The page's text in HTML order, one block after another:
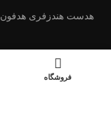
هدست هندزفری هدفون
فروش ویژه
فروشگاه